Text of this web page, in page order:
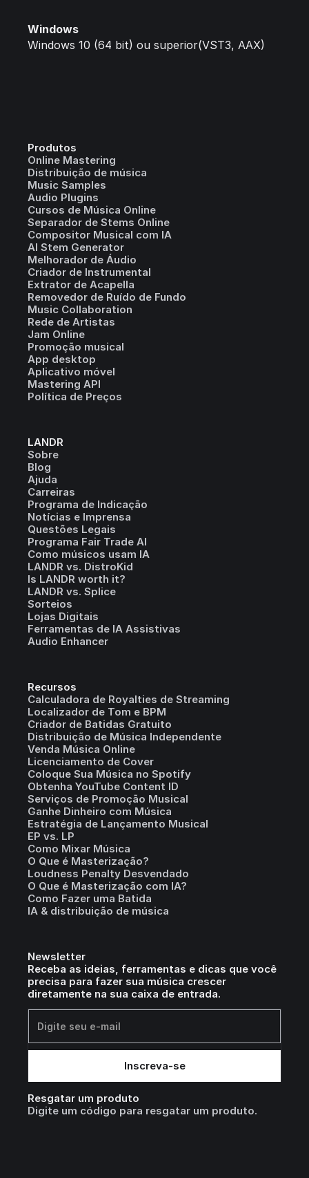
Windows
Windows 10 (64 bit) ou superior(VST3, AAX)
Produtos
Online Mastering
Distribuição de música
Music Samples
Audio Plugins
Cursos de Música Online
Separador de Stems Online
Compositor Musical com IA
AI Stem Generator
Melhorador de Áudio
Criador de Instrumental
Extrator de Acapella
Removedor de Ruído de Fundo
Music Collaboration
Rede de Artistas
Jam Online
Promoção musical
App desktop
Aplicativo móvel
Mastering API
Política de Preços
LANDR
Sobre
Blog
Ajuda
Carreiras
Programa de Indicação
Notícias e Imprensa
Questões Legais
Programa Fair Trade AI
Como músicos usam IA
LANDR vs. DistroKid
Is LANDR worth it?
LANDR vs. Splice
Sorteios
Lojas Digitais
Ferramentas de IA Assistivas
Audio Enhancer
Recursos
Calculadora de Royalties de Streaming
Localizador de Tom e BPM
Criador de Batidas Gratuito
Distribuição de Música Independente
Venda Música Online
Licenciamento de Cover
Coloque Sua Música no Spotify
Obtenha YouTube Content ID
Serviços de Promoção Musical
Ganhe Dinheiro com Música
Estratégia de Lançamento Musical
EP vs. LP
Como Mixar Música
O Que é Masterização?
Loudness Penalty Desvendado
O Que é Masterização com IA?
Como Fazer uma Batida
IA & distribuição de música
Newsletter
Receba as ideias, ferramentas e dicas que você
precisa para fazer sua música crescer
diretamente na sua caixa de entrada.
Resgatar um produto
Digite um código para resgatar um produto.